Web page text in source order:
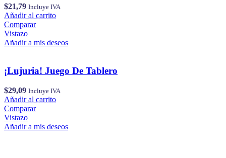
$21,79 Incluye IVA
Añadir al carrito
Comparar
Vistazo
Añadir a mis deseos
¡Lujuria! Juego De Tablero
$29,09 Incluye IVA
Añadir al carrito
Comparar
Vistazo
Añadir a mis deseos